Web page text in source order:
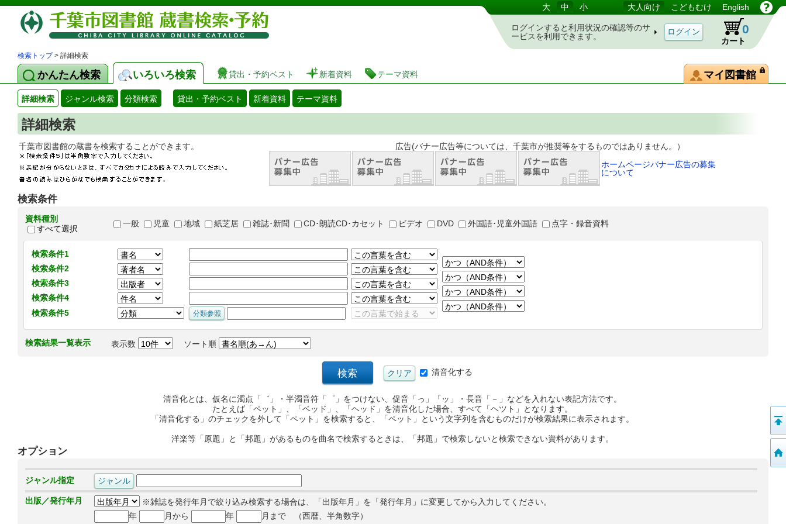
図書館 蔵書検索・予約システム 大 中 小 大人向け こどもむけ English
ログインすると利用状況の確認等のサ
ービスを利用できます。
カート
0
検索トップ> 詳細検索
かんたん検索 いろいろ検索 貸出・予約ベスト 新着資料 テーマ資料 マイ図書館
詳細検索 ジャンル検索 分類検索 貸出・予約ベスト 新着資料 テーマ資料
詳細検索
千葉市図書館の蔵書を検索することができます。 広告(バナー広告等については、千葉市が推奨等をするものではありません。）
ホームページバナー広告の募集
について
検索条件
資料種別
すべて選択
一般 児童 地域 紙芝居 雑誌･新聞 CD･朗読CD･カセット ビデオ DVD 外国語･児童外国語 点字・録音資料
検索条件1
検索条件2
検索条件3
検索条件4
検索条件5
検索結果一覧表示 表示数 ソート順
清音化する
清音化とは、仮名に濁点「゛」・半濁音符「゜」をつけない、促音「っ」「ッ」・長音「－」などを入れない表記方法です。
たとえば「ペット」、「ベッド」、「ヘッド」を清音化した場合、すべて「ヘツト」となります。
「清音化する」のチェックを外して「ペット」を検索すると、「ペット」という文字列を含むものだけが検索結果に表示されます。
洋楽等「原題」と「邦題」があるものを曲名で検索するときは、「邦題」で検索しないと検索できない資料があります。
オプション
ジャンル指定
出版／発行年月
※雑誌を発行年月で絞り込み検索する場合は、「出版年月」を「発行年月」に変更してから入力してください。
年
月から 年 月まで （西暦、半角数字）